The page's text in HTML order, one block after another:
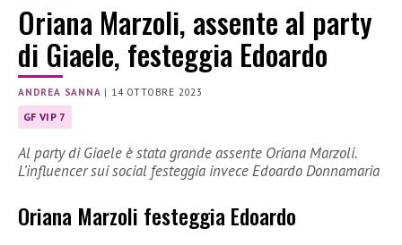
Oriana Marzoli, assente al party
di Giaele, festeggia Edoardo
ANDREA SANNA | 14 OTTOBRE 2023
GF VIP 7
Al party di Giaele è stata grande assente Oriana Marzoli.
L’influencer sui social festeggia invece Edoardo Donnamaria
Oriana Marzoli festeggia Edoardo